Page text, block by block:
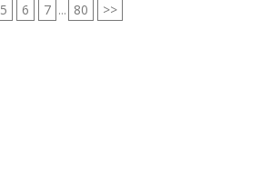
5 6 7 ... 80 >>